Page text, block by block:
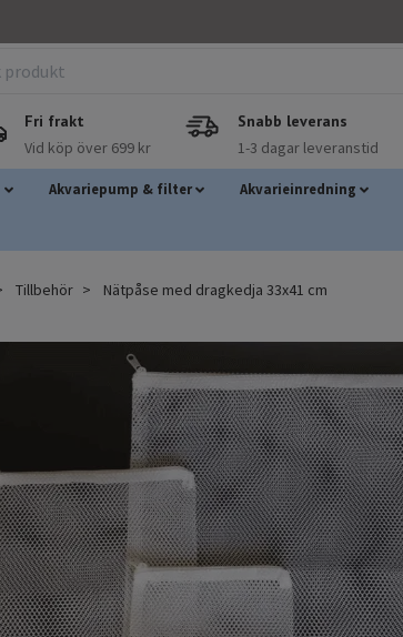
Fri frakt
Vid köp över 699 kr
Snabb leverans
1-3 dagar leveranstid
Akvariepump & filter Akvarieinredning
Tillbehör Nätpåse med dragkedja 33x41 cm